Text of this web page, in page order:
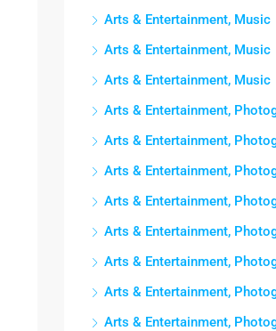
Arts & Entertainment, Music
Arts & Entertainment, Music
Arts & Entertainment, Music
Arts & Entertainment,
Arts & Entertainment,
Arts & Entertainment,
Arts & Entertainment,
Arts & Entertainment,
Arts & Entertainment,
Arts & Entertainment,
Arts & Entertainment,